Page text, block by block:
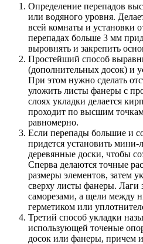
Определение перепадов
или водяного уровня.
всей комнаты и установки
перепадах больше 3 мм
выровнять и закрепить
Простейший способ
(дополнительных досок) и
При этом нужно сделать
уложить листы фанеры с
слоях укладки делается
проходит по высшим
равномерно.
Если перепады большие и
придется установить мини-
деревянные доски, чтобы
Сперва делаются точные
размеры элементов, затем
сверху листы фанеры. Лаги
саморезами, а щели между
герметиком или
Третий способ укладки
использующей точеные
досок или фанеры, причем